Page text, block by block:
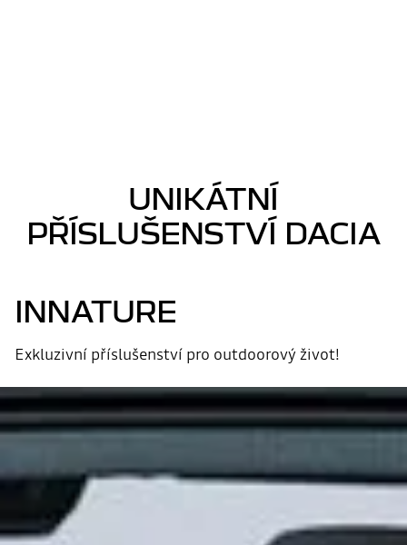
UNIKÁTNÍ
PŘÍSLUŠENSTVÍ DACIA​
INNATURE
Exkluzivní příslušenství pro outdoorový život!